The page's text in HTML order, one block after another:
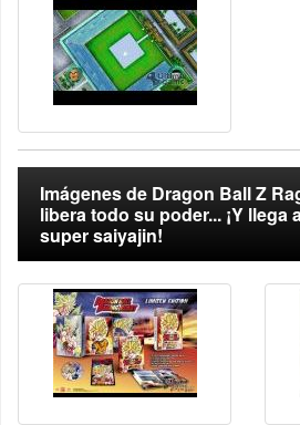
Imágenes de Dragon Ball Z
libera todo su poder... ¡Y llega
super saiyajin!